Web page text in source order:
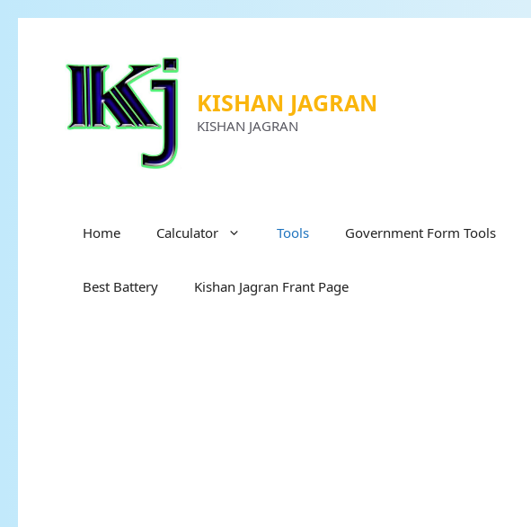
KISHAN JAGRAN
KISHAN JAGRAN
Home Calculator Tools Government Form Tools
Best Battery Kishan Jagran Frant Page